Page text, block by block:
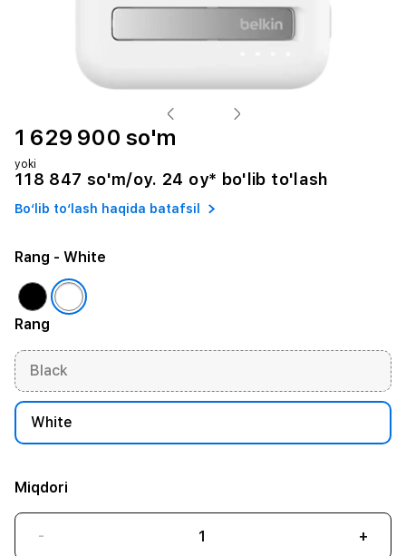
1 629 900 so'm
yoki
118 847 so'm/oy. 24 oy* bo'lib to'lash
Bo‘lib to‘lash haqida batafsil
Rang - White
Rang
Black
White
Miqdori
- +